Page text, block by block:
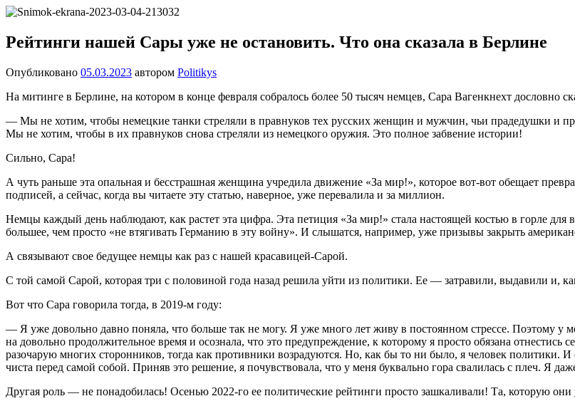
Перейти
содержимому
один
сайт
WordPress
Рейтинги нашей Сары уже не остановить. Что она сказала в Берлине
Опубликовано 05.03.2023 автором Politikys
На митинге в Берлине, на котором в конце февраля собралось более 50 тысяч немцев, Сара Вагенкнехт дословно
— Мы не хотим, чтобы немецкие танки стреляли в правнуков тех русских женщин и мужчин, чьи прадедушки
Мы не хотим, чтобы в их правнуков снова стреляли из немецкого оружия. Это полное забвение истории!
Сильно, Сара!
А чуть раньше эта опальная и бесстрашная женщина учредила движение «За мир!», которое вот-вот обещает
подписей, а сейчас, когда вы читаете эту статью, наверное, уже перевалила и за миллион.
Немцы каждый день наблюдают, как растет эта цифра. Эта петиция «За мир!» стала настоящей костью в горле
большее, чем просто «не втягивать Германию в эту войну». И слышатся, например, уже призывы закрыть
А связывают свое бедущее немцы как раз с нашей красавицей-Сарой.
С той самой Сарой, которая три с половиной года назад решила уйти из политики. Ее — затравили, выдавили и,
Вот что Сара говорила тогда, в 2019-м году:
— Я уже довольно давно поняла, что больше так не могу. Я уже много лет живу в постоянном стрессе. Поэтому у
на довольно продолжительное время и осознала, что это предупреждение, к которому я просто обязана
разочарую многих сторонников, тогда как противники возрадуются. Но, как бы то ни было, я человек политики. И
чиста перед самой собой. Приняв это решение, я почувствовала, что у меня буквально гора свалилась с плеч. Я
Другая роль — не понадобилась! Осенью 2022-го ее политические рейтинги просто зашкаливали! Та, которую